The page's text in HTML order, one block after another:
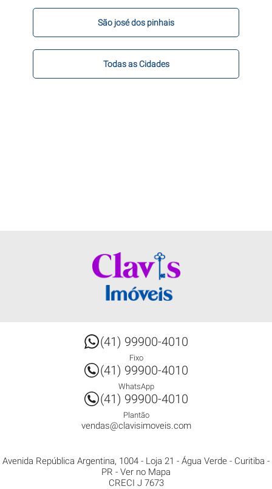
São josé dos pinhais
Todas as Cidades
(41) 99900-4010
Fixo
(41) 99900-4010
WhatsApp
(41) 99900-4010
Plantão
vendas@clavisimoveis.com
Avenida República Argentina, 1004 - Loja 21 - Água Verde - Curitiba -
PR - Ver no Mapa
CRECI J 7673